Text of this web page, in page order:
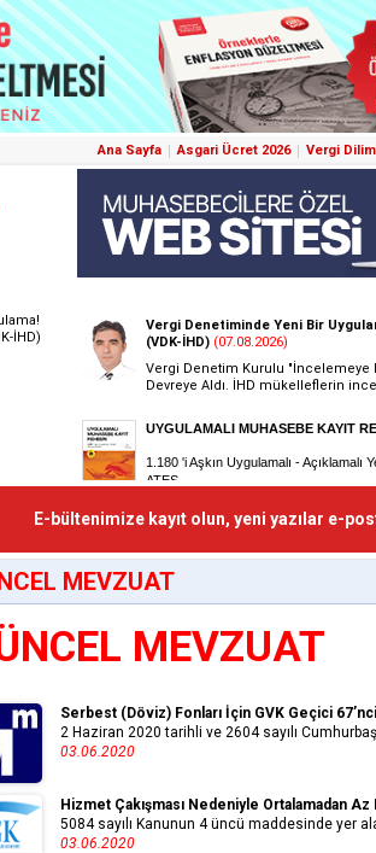
Ana Sayfa Asgari Ücret 2026 Vergi
İHD)
E-bültenimize kayıt olun, yeni yazılar e-
MEVZUAT
MEVZUAT
Serbest (Döviz) Fonları İçin GVK Geçici
2 Haziran 2020 tarihli ve 2604 sayılı
03.06.2020
Hizmet Çakışması Nedeniyle Ortalamadan Az
5084 sayılı Kanunun 4 üncü maddesinde yer
03.06.2020